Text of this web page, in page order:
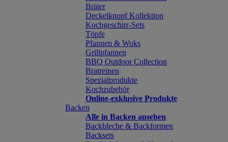
Bräter
Deckelknopf Kollektion
Kochgeschirr-Sets
Töpfe
Pfannen & Woks
Grillpfannen
BBQ Outdoor Collection
Bratreinen
Spezialprodukte
Kochzubehör
Online-exklusive Produkte
Backen
Alle in Backen ansehen
Backbleche & Backformen
Backsets